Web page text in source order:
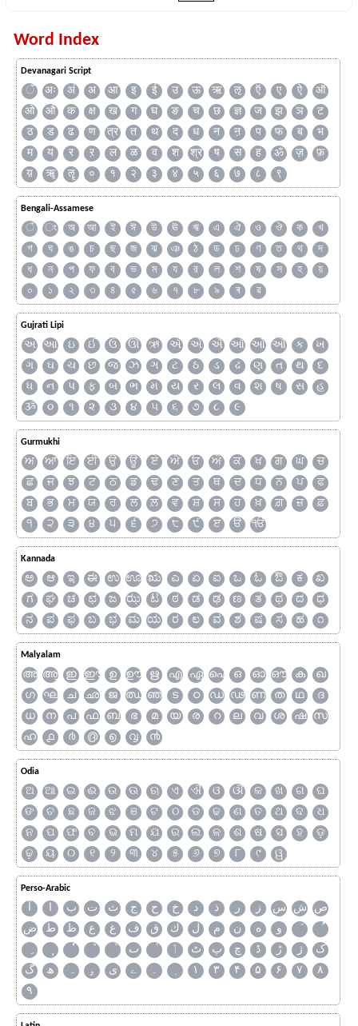
Word Index
Devanagari Script
ँ अः अं अ आ इ ई उ ऊ ऋ ऌ ऍ ए ऐ
ऑ
ओ
औ क क्ष ख ग घ ङ च छ ज्ञ ज झ ञ
ट
ठ
ड ढ ण त्र त थ द ध न ऩ प फ ब
भ
म
य र ऱ ल ळ व श श्र ष स ह ॐ ज़
फ़
य़
ॠ ॡ ० १ २ ३ ४ ५ ६ ७ ८ ९
Bengali-Assamese
ঁ ং অ আ ই ঈ উ ঊ ঋ এ ঐ ও ঔ ক
খ
গ
ঘ ঙ চ ছ জ ঝ ঞ ঠ ড ঢ ণ ত থ
দ
ধ
ন প ফ ব ভ ম য র ল শ ষ স হ
য়
০
১ ২ ৩ ৪ ৫ ৬ ৭ ৮ ৯ ৰ ৱ
Gujrati Lipi
અ આ ઇ ઈ ઉ ઊ ઋ ઍ એ ઐ ઑ ઓ ઔ ક
ખ
ગ
ઘ ચ છ જ ઝ ઞ ટ ઠ ડ ઢ ણ ત થ
દ
ધ
ન પ ફ બ ભ મ ય ર લ વ શ ષ સ
હ
ૐ
૦ ૧ ૨ ૩ ૪ ૫ ૬ ૭ ૮ ૯
Gurmukhi
ਅ ਆ ਇ ਈ ਉ ਊ ਏ ਐ ਓ ਔ ਕ ਖ ਗ ਘ
ਚ
ਛ
ਜ ਝ ਟ ਠ ਡ ਢ ਣ ਤ ਥ ਦ ਧ ਨ ਪ
ਫ
ਬ
ਭ ਮ ਯ ਰ ਲ ਲ਼ ਵ ਸ਼ ਸ ਹ ਖ਼ ਗ਼ ਜ਼
ਫ਼
੧
੨ ੩ ੪ ੫ ੬ ੭ ੮ ੯ ੲ ੳ ੴ
Kannada
ಅ ಆ ಇ ಈ ಉ ಊ ಋ ಎ ಏ ಐ ಒ ಓ ಔ ಕ
ಖ
ಗ
ಘ ಚ ಛ ಜ ಝ ಟ ಠ ಡ ಢ ಣ ತ ಥ ದ
ಧ
ನ
ಪ ಫ ಬ ಭ ಮ ಯ ರ ಲ ವ ಶ ಷ ಸ ಹ ೧
Malyalam
അ ആ ഇ ഈ ഉ ഊ ഋ എ ഏ ഐ ഒ ഓ ഔ ക
ഖ
ഗ
ഘ ച ഛ ജ ഝ ഞ ട ഠ ഡ ഢ ണ ത ഥ
ദ
ധ
ന പ ഫ ബ ഭ മ യ ര റ ല വ ശ ഷ
സ
ഹ
൧ ൪ ൫ ൭ ൮ ൯
Odia
ଅ ଆ ଇ ଈ ଉ ଊ ଋ ଏ ଐ ଓ ଔ କ ଖ ଗ
ଘ
ଙ
ଚ ଛ ଜ ଝ ଞ ଟ ଠ ଡ ଢ ଣ ତ ଥ ଦ
ଧ
ନ
ପ ଫ ବ ଭ ମ ଯ ର ଲ ଳ ଶ ଷ ସ ହ
ଡ଼
ଢ଼
ୟ ୦ ୧ ୨ ୩ ୪ ୫ ୬ ୭ ୮ ୯ ୱ
Perso-Arabic
آ ا ب ت ث ج ح خ د ذ ر ز س ش ص
ض
ط ظ ع غ ف ق ك ل م ن ه
و
ٮ
ٲ ٹ پ چ ڈ ڑ ژ
ک
گ
ھ ہ ۄ ی ے ۔ ۱ ۳ ۴ ۵ ۶ ۷
۸
۹